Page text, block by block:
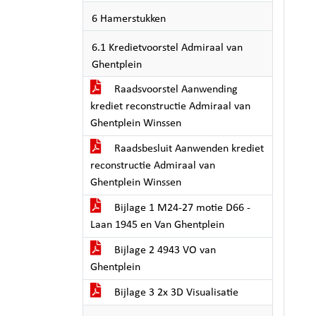
6 Hamerstukken
6.1 Kredietvoorstel Admiraal van
Ghentplein
Raadsvoorstel Aanwending
krediet reconstructie Admiraal van
Ghentplein Winssen
Raadsbesluit Aanwenden krediet
reconstructie Admiraal van
Ghentplein Winssen
Bijlage 1 M24-27 motie D66 -
Laan 1945 en Van Ghentplein
Bijlage 2 4943 VO van
Ghentplein
Bijlage 3 2x 3D Visualisatie